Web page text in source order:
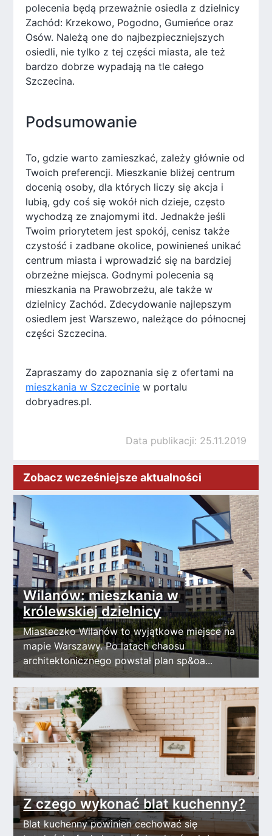
polecenia będą przeważnie osiedla z dzielnicy
Zachód: Krzekowo, Pogodno, Gumieńce oraz
Osów. Należą one do najbezpieczniejszych
osiedli, nie tylko z tej części miasta, ale też
bardzo dobrze wypadają na tle całego
Szczecina.
Podsumowanie
To, gdzie warto zamieszkać, zależy głównie od
Twoich preferencji. Mieszkanie bliżej centrum
docenią osoby, dla których liczy się akcja i
lubią, gdy coś się wokół nich dzieje, często
wychodzą ze znajomymi itd. Jednakże jeśli
Twoim priorytetem jest spokój, cenisz także
czystość i zadbane okolice, powinieneś unikać
centrum miasta i wprowadzić się na bardziej
obrzeżne miejsca. Godnymi polecenia są
mieszkania na Prawobrzeżu, ale także w
dzielnicy Zachód. Zdecydowanie najlepszym
osiedlem jest Warszewo, należące do północnej
części Szczecina.
Zapraszamy do zapoznania się z ofertami na
mieszkania w Szczecinie w portalu
dobryadres.pl.
Data publikacji: 25.11.2019
Zobacz wcześniejsze aktualności
Wilanów: mieszkania w
królewskiej dzielnicy
Miasteczko Wilanów to wyjątkowe miejsce na
mapie Warszawy. Po latach chaosu
architektonicznego powstał plan sp&oa...
Z czego wykonać blat kuchenny?
Blat kuchenny powinien cechować się